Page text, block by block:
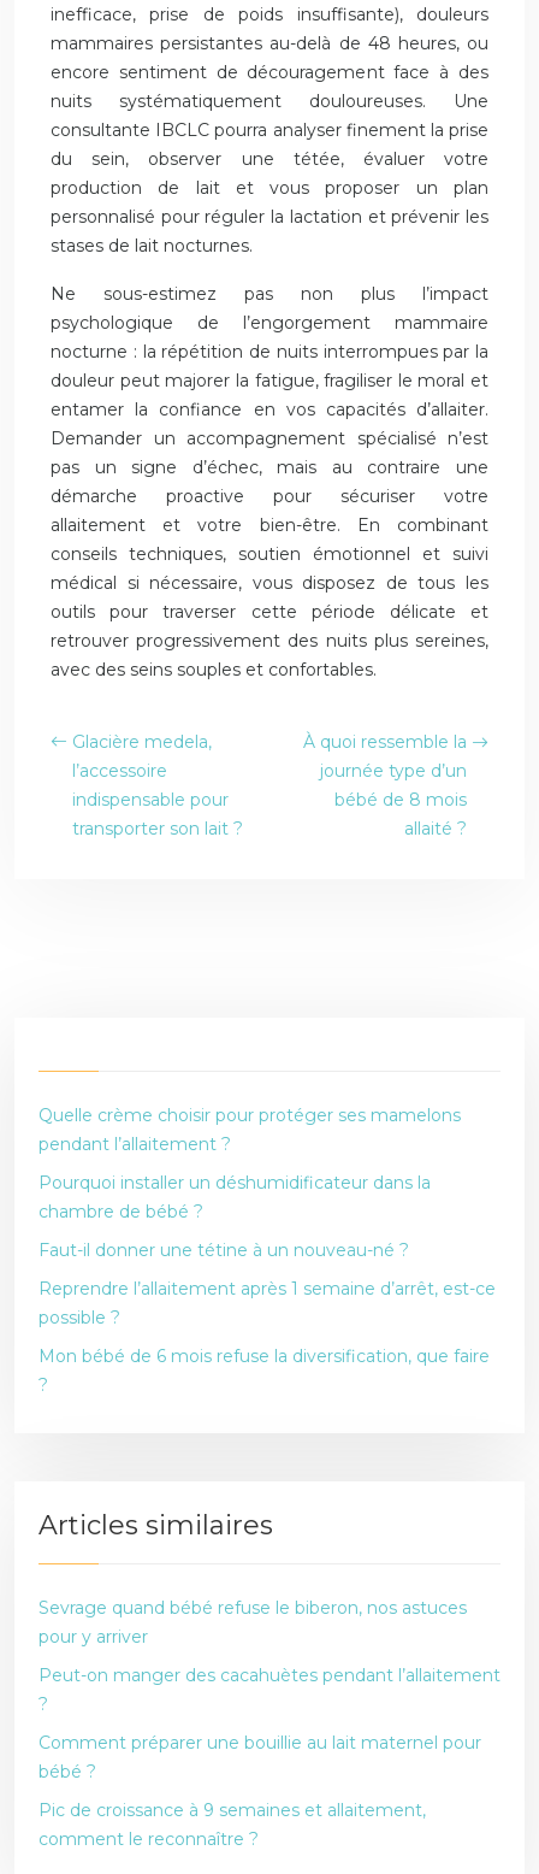
inefficace, prise de poids insuffisante), douleurs
mammaires persistantes au-delà de 48 heures, ou
encore sentiment de découragement face à des
nuits systématiquement douloureuses. Une
consultante IBCLC pourra analyser finement la prise
du sein, observer une tétée, évaluer votre
production de lait et vous proposer un plan
personnalisé pour réguler la lactation et prévenir les
stases de lait nocturnes.
Ne sous-estimez pas non plus l’impact
psychologique de l’engorgement mammaire
nocturne : la répétition de nuits interrompues par la
douleur peut majorer la fatigue, fragiliser le moral et
entamer la confiance en vos capacités d’allaiter.
Demander un accompagnement spécialisé n’est
pas un signe d’échec, mais au contraire une
démarche proactive pour sécuriser votre
allaitement et votre bien-être. En combinant
conseils techniques, soutien émotionnel et suivi
médical si nécessaire, vous disposez de tous les
outils pour traverser cette période délicate et
retrouver progressivement des nuits plus sereines,
avec des seins souples et confortables.
Glacière medela,
l’accessoire
indispensable pour
transporter son lait ?
À quoi ressemble la
journée type d’un
bébé de 8 mois
allaité ?
Quelle crème choisir pour protéger ses mamelons
pendant l’allaitement ?
Pourquoi installer un déshumidificateur dans la
chambre de bébé ?
Faut-il donner une tétine à un nouveau-né ?
Reprendre l’allaitement après 1 semaine d’arrêt, est-ce
possible ?
Mon bébé de 6 mois refuse la diversification, que faire
?
Articles similaires
Sevrage quand bébé refuse le biberon, nos astuces
pour y arriver
Peut-on manger des cacahuètes pendant l’allaitement
?
Comment préparer une bouillie au lait maternel pour
bébé ?
Pic de croissance à 9 semaines et allaitement,
comment le reconnaître ?